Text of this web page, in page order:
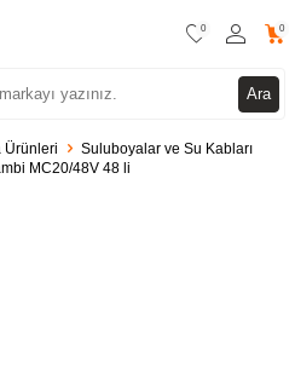
Ara
0 0
Ürünleri
Suluboyalar ve Su Kabları
MC20/48V 48 li